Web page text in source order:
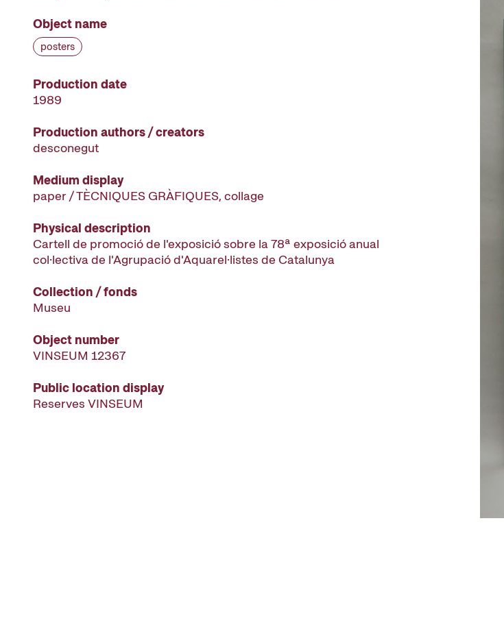
Object name
posters
Production date
1989
Production authors / creators
desconegut
Medium display
paper / TÈCNIQUES GRÀFIQUES, collage
Physical description
Cartell de promoció de l'exposició sobre la 78ª exposició anual
col·lectiva de l'Agrupació d'Aquarel·listes de Catalunya
Collection / fonds
Museu
Object number
VINSEUM 12367
Public location display
Reserves VINSEUM